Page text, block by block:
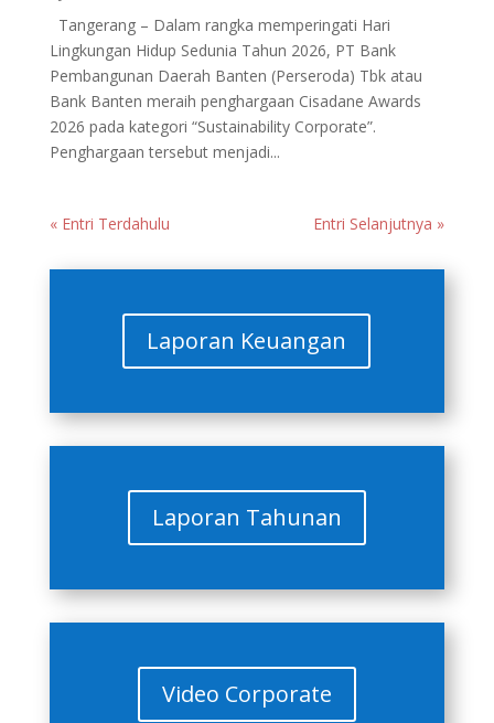
Tangerang – Dalam rangka memperingati Hari
Lingkungan Hidup Sedunia Tahun 2026, PT Bank
Pembangunan Daerah Banten (Perseroda) Tbk atau
Bank Banten meraih penghargaan Cisadane Awards
2026 pada kategori “Sustainability Corporate”.
Penghargaan tersebut menjadi...
« Entri Terdahulu Entri Selanjutnya »
Laporan Keuangan
Laporan Tahunan
Video Corporate